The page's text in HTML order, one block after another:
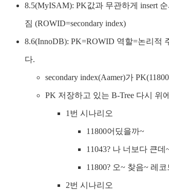
8.5(MyISAM): PK값과 무관하게 insert
짐 (ROWID=secondary index)
8.6(InnoDB): PK=ROWID 역할=논리적
다.
secondary index(Aamer)가
PK 저장하고 있는 B-Tree 다시 위
1번 시나리오
11800어딨을까~
11043? 나 너보다 큰
11800? 오~ 찾음~ 레
2번 시나리오